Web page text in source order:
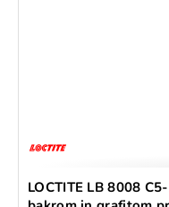
LOCTITE LB 8008